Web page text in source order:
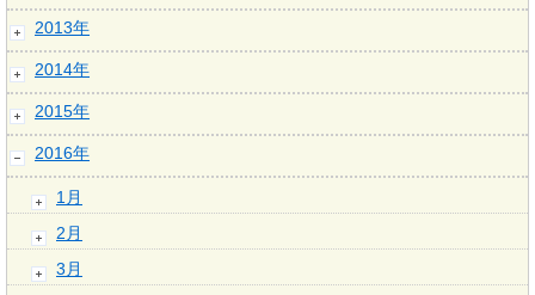
2013年
2014年
2015年
2016年
1月
2月
3月